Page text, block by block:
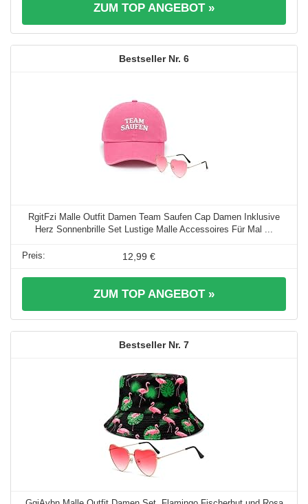
ZUM TOP ANGEBOT »
6
RgitFzi Malle Outfit Damen Team Saufen Cap Damen Inklusive
Herz Sonnenbrille Set Lustige Malle Accessoires Für Mal ...
12,99 €
ZUM TOP ANGEBOT »
7